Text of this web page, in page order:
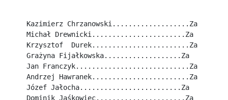
Kazimierz Chrzanowski...................Za
Michał Drewnicki.......................Za
Krzysztof  Durek........................Za
Grażyna Fijałkowska...................Za
Jan Franczyk............................Za
Andrzej Hawranek........................Za
Józef Jałocha.........................Za
Dominik Jaśkowiec......................Za